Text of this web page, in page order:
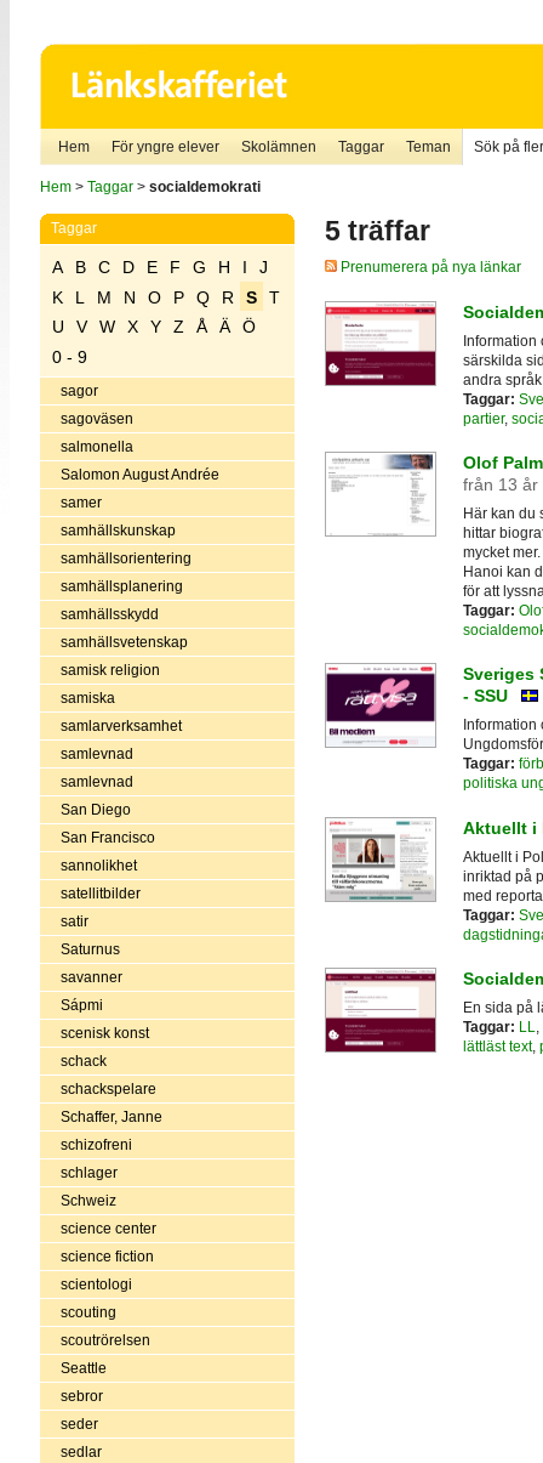
Hem För yngre elever Skolämnen Taggar Teman Sök på
Hem> Taggar> socialdemokrati
Taggar
A B C D E F G H I
J
K
L M N O P Q R S
T
U
V W X Y Z Å Ä
Ö
0 - 9
sagor
sagoväsen
salmonella
Salomon August Andrée
samer
samhällskunskap
samhällsorientering
samhällsplanering
samhällsskydd
samhällsvetenskap
samisk religion
samiska
samlarverksamhet
samlevnad
samlevnad
San Diego
San Francisco
sannolikhet
satellitbilder
satir
Saturnus
savanner
Sápmi
scenisk konst
schack
schackspelare
Schaffer, Janne
schizofreni
schlager
Schweiz
science center
science fiction
scientologi
scouting
scoutrörelsen
Seattle
sebror
seder
sedlar
5 träffar
Prenumerera på nya länkar
Information
särskilda
andra
Taggar:
partier,
Olof
från 13 år
Här kan du
hittar
mycket
Hanoi kan
för att
Taggar:
Sveriges
- SSU
Taggar:
politiska
Aktuellt i
Aktuellt i
inriktad på
med
Taggar:
En sida på
Taggar: LL,
lättläst text,